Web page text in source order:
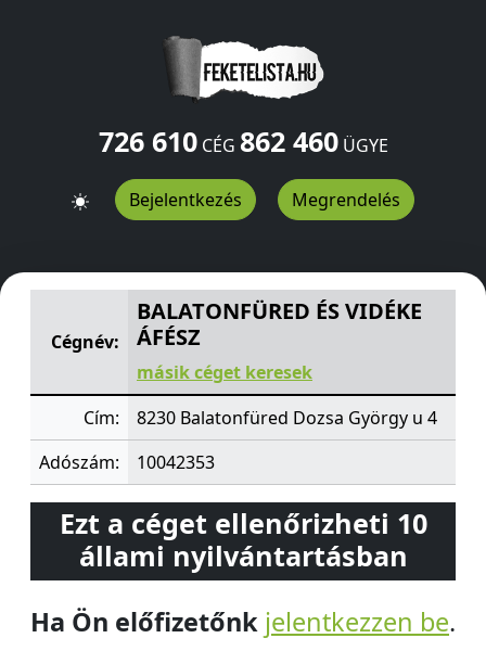
726 610CÉG 862 460ÜGYE
Bejelentkezés Megrendelés
BALATONFÜRED ÉS VIDÉKE ÁFÉSZDozsa György u 4
Cégnév:
BALATONFÜRED ÉS VIDÉKE
ÁFÉSZ
másik céget keresek
Cím:
8230 Balatonfüred Dozsa György u 4
Adószám:
10042353
Ezt a céget ellenőrizheti 10
állami nyilvántartásban
Ha Ön előfizetőnk jelentkezzen be.